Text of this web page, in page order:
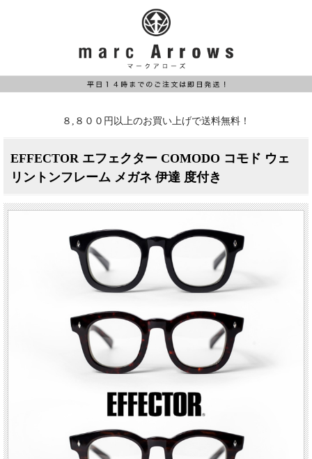
８,８００円以上のお買い上げで送料無料！
EFFECTOR エフェクター COMODO コモド ウェ
リントンフレーム メガネ 伊達 度付き